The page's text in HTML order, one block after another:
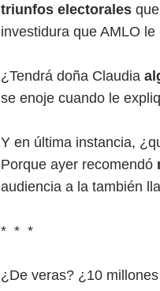
triunfos electorales
investidura que AMLO
¿Tendrá doña Claudia
se enoje cuando le
Y en última instancia,
Porque ayer recomendó
audiencia a la también
* * *
¿De veras? ¿10